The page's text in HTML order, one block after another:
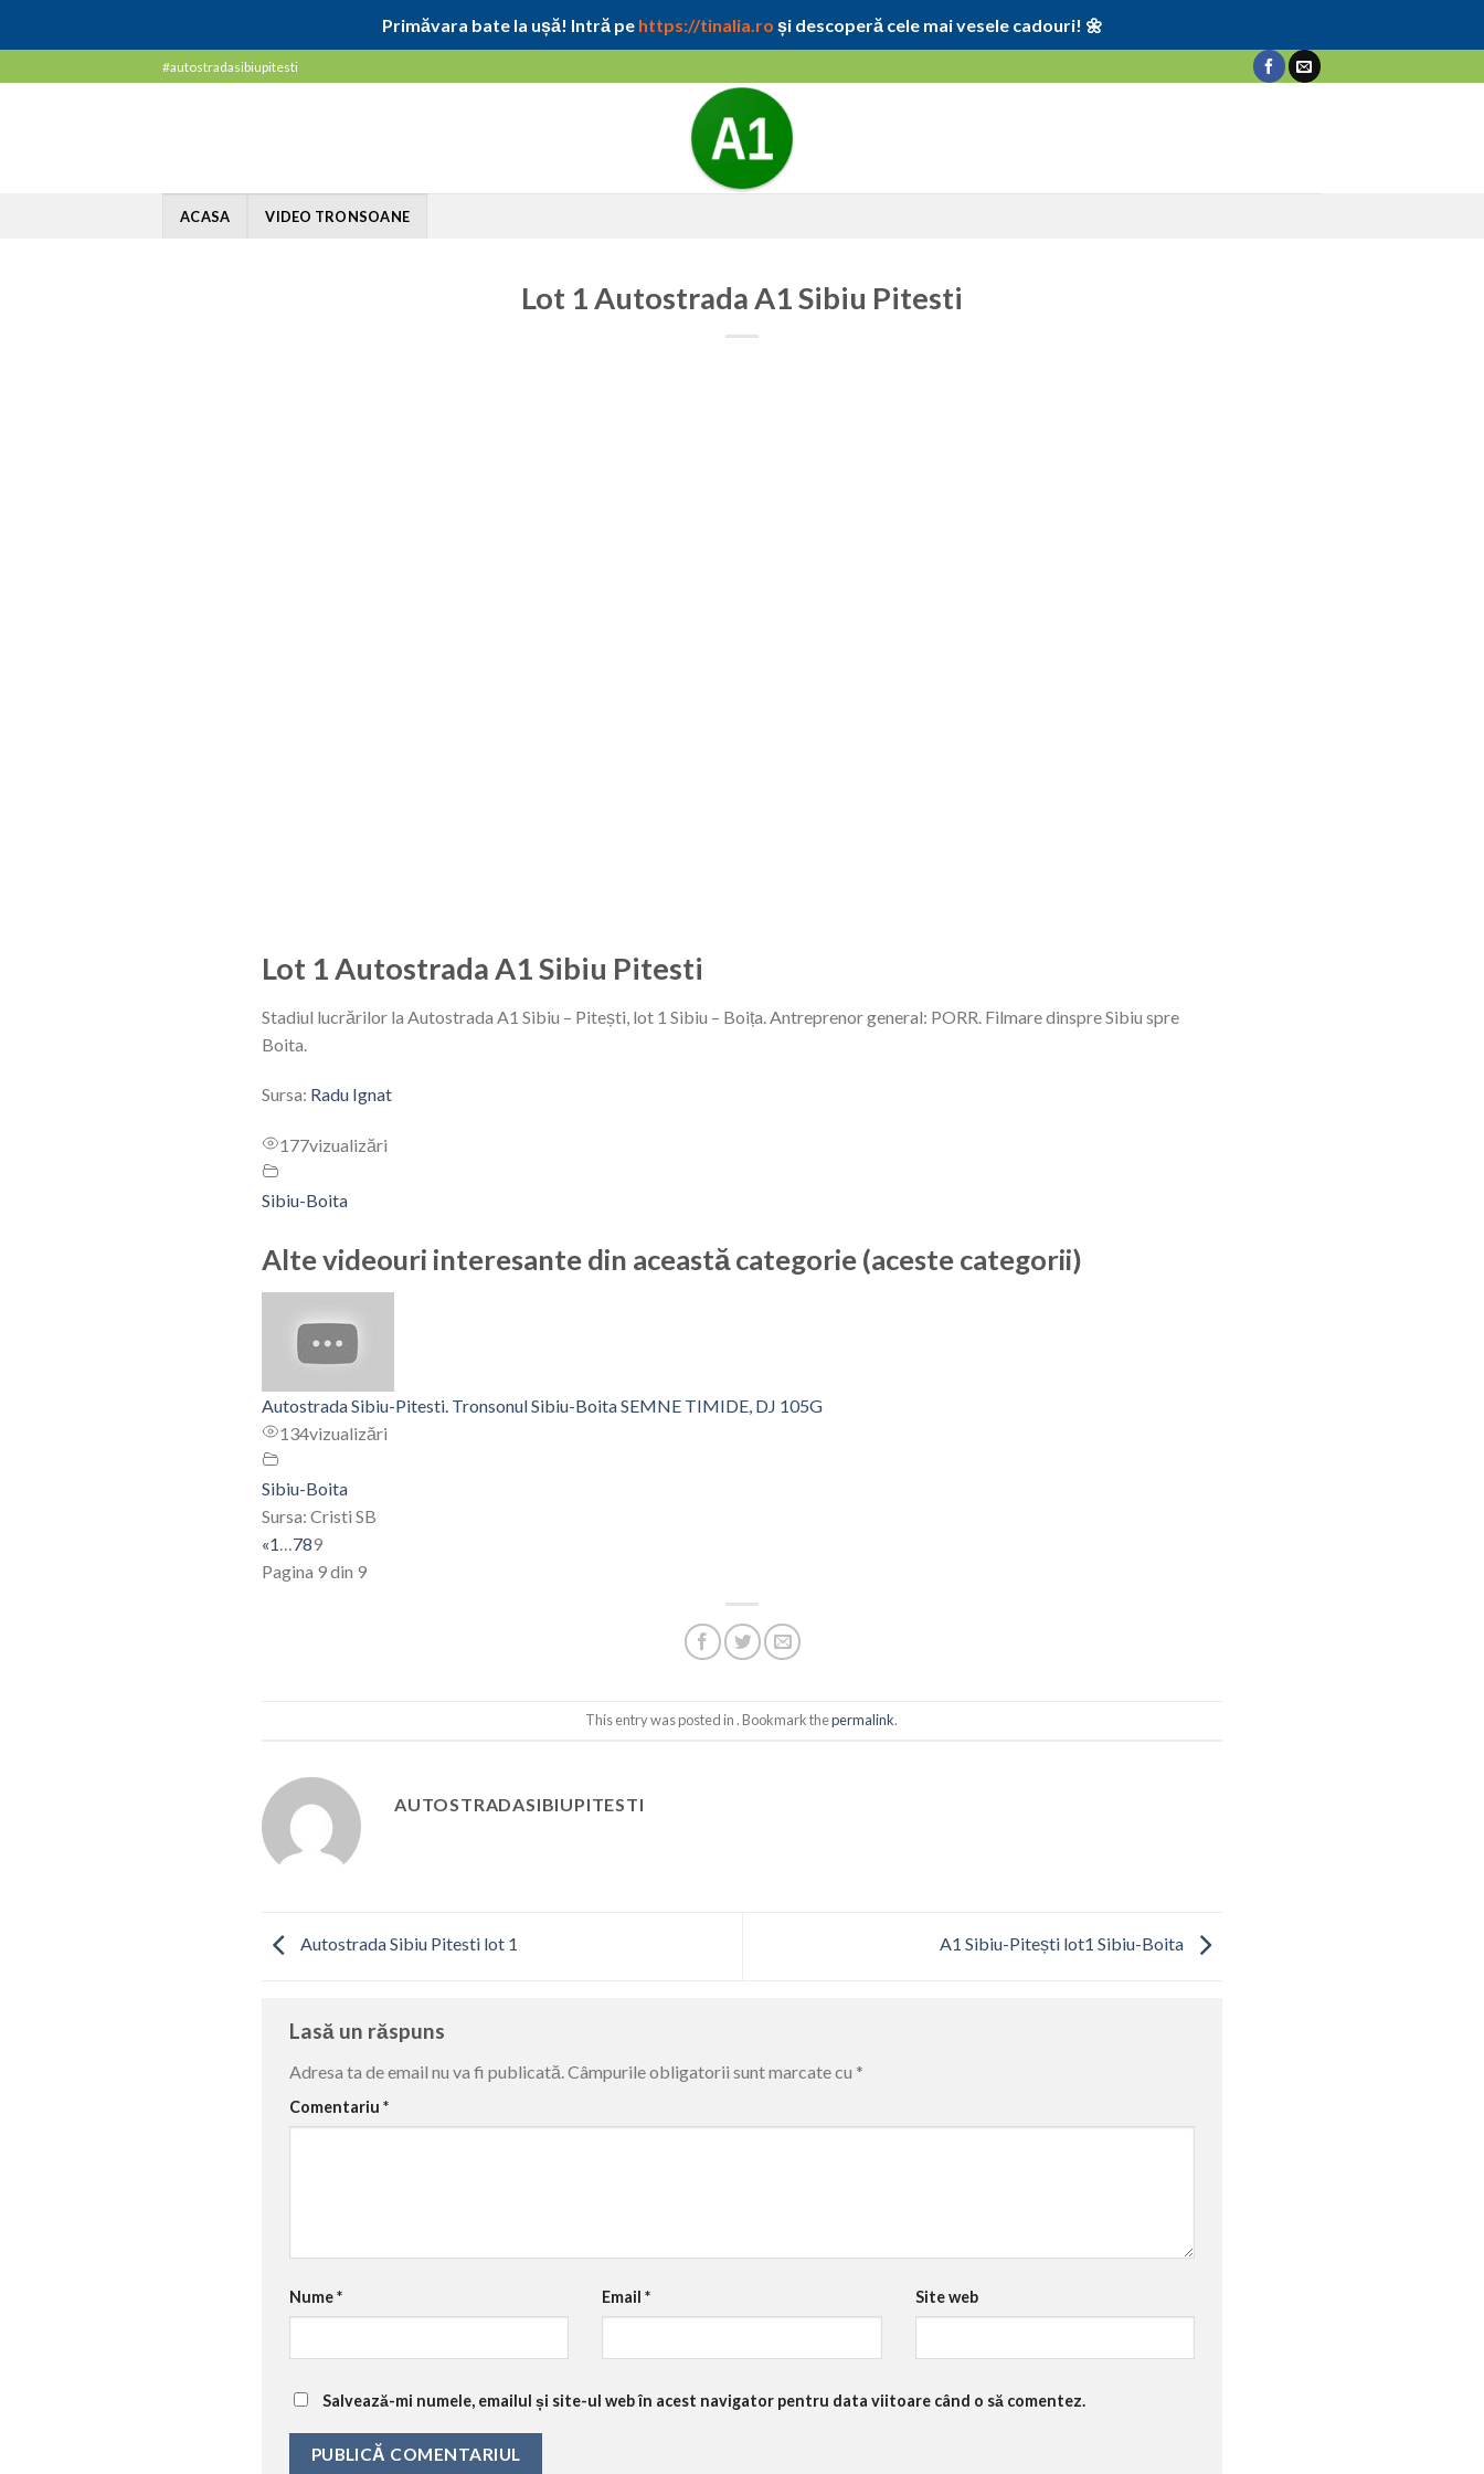
Primăvara bate la ușă! Intră pe https://tinalia.ro și descoperă cele mai vesele cadouri! 🌼
to
#autostradasibiupitesti
ACASA VIDEO TRONSOANE
Lot 1 Autostrada A1 Sibiu Pitesti
Lot 1 Autostrada A1 Sibiu Pitesti
Stadiul lucrărilor la Autostrada A1 Sibiu – Pitești, lot 1 Sibiu – Boița. Antreprenor general: PORR. Filmare dinspre Sibiu spre
Boita.
Sursa: Radu Ignat
177vizualizări
Sibiu-Boita
Alte videouri interesante din această categorie (aceste categorii)
Autostrada Sibiu-Pitesti. Tronsonul Sibiu-Boita SEMNE TIMIDE, DJ 105G
134vizualizări
Sibiu-Boita
Sursa: Cristi SB
«1…789
Pagina 9 din 9
This entry was posted in . Bookmark thepermalink.
AUTOSTRADASIBIUPITESTI
Autostrada Sibiu Pitesti lot 1 A1 Sibiu-Pitești lot1 Sibiu-Boita
Lasă un răspuns
Adresa ta de email nu va fi publicată.Câmpurile obligatorii sunt marcate cu *
Comentariu *
Nume* Email* Site web
Salvează-mi numele, emailul și site-ul web în acest navigator pentru data viitoare când o să comentez.